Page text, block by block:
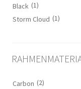
Black (1)
Storm Cloud (1)
Carbon (2)